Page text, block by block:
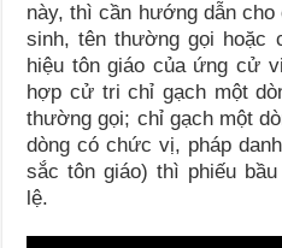
này, thì cần hướng dẫn
sinh, tên thường gọi hoặc
hiệu tôn giáo của ứng cử
hợp cử tri chỉ gạch một
thường gọi; chỉ gạch một
dòng có chức vị, pháp
sắc tôn giáo) thì phiếu
lệ.